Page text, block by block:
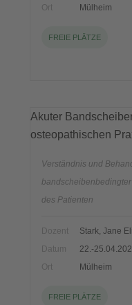
Ort
Mülheim
FREIE PLÄTZE
Akuter
osteopathischen
Verständnis und
des Patienten
Dozent
Stark, Jane
Datum
22.-
Ort
Mülheim
FREIE PLÄTZE